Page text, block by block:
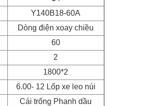
Y140B18-60A
Dòng điện xoay chiều
60
2
1800*2
6.00- 12 Lốp xe leo núi
Cái trống Phanh dầu